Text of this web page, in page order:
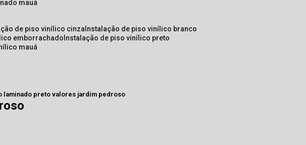
mauá
de piso vinílico cinza instalação de piso vinílico branco
emborrachado instalação de piso vinílico preto
mauá
laminado preto valores jardim pedroso